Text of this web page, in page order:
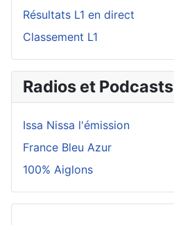
Résultats L1 en direct
Classement L1
Radios et Podcasts
Issa Nissa l'émission
France Bleu Azur
100% Aiglons